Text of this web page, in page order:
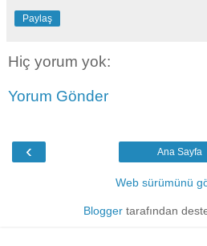
Paylaş
Hiç yorum yok:
Yorum Gönder
‹ Ana Sayfa
Web sürümünü
Bloggertarafından